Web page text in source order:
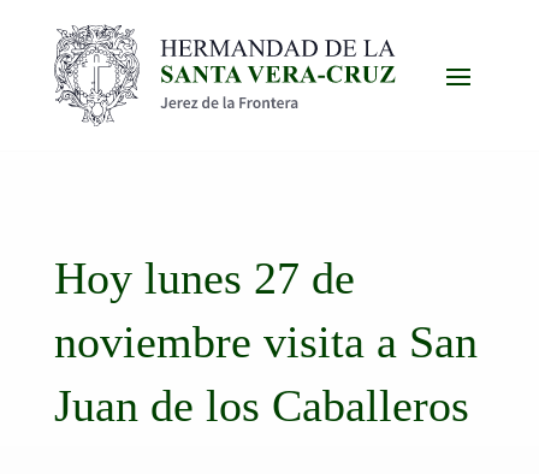
Hoy lunes 27 de
noviembre visita a San
Juan de los Caballeros